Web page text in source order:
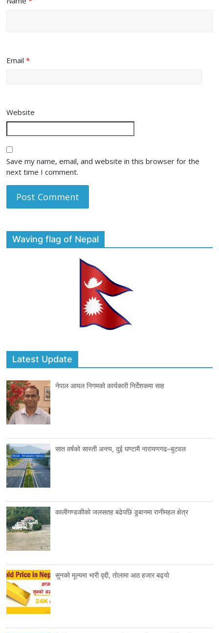
Email*
Website
Save my name, email, and website in this browser for the
next time I comment.
Waving flag of Nepal
Latest Update
नेपाल आयल निगमको कार्यकारी निर्देशकमा साह
सात वर्षको सास्ती अन्त्य, दुई घण्टामै नारायणगढ–बुटवल
कालीगण्डकीको जलसतह बढेपछि डुबानमा रानीमहल क्षेत्र
सुनकाे मूल्यमा भारी वृद्दी, तोलामा आठ हजार बढ्याे